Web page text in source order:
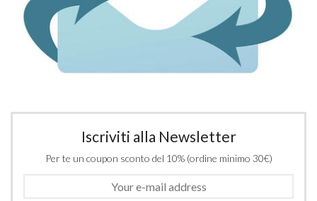
Iscriviti alla Newsletter
Per te un coupon sconto del 10% (ordine minimo 30€)